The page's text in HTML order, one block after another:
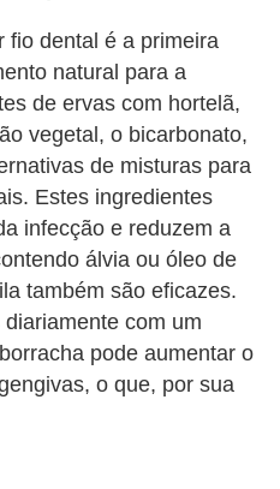
fio dental é a primeira
natural para a
de ervas com hortelã,
vegetal, o bicarbonato,
de misturas para
Estes ingredientes
infecção e reduzem a
álvia ou óleo de
também são eficazes.
com um
pode aumentar o
o que, por sua